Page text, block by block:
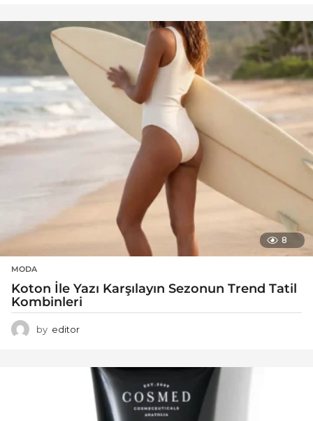
8
MODA
Koton İle Yazı Karşılayın Sezonun Trend Tatil
Kombinleri
by editor